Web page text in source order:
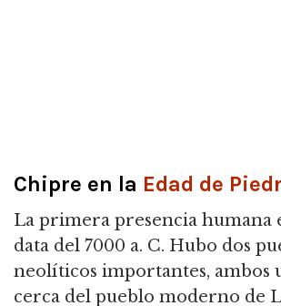
Chipre en la Edad de
La primera presencia humana
data del 7000 a. C. Hubo dos
neolíticos importantes, ambos
cerca del pueblo moderno de